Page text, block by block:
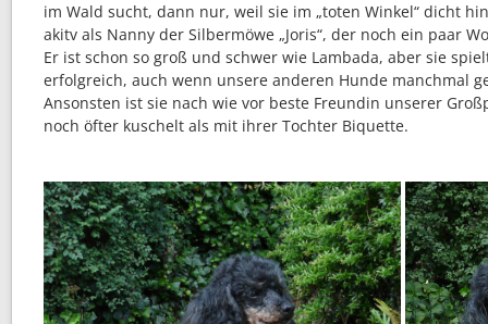
im Wald sucht, dann nur, weil sie im „toten Winkel“ dicht
akitv als Nanny der Silbermöwe „Joris“, der noch ein paar
Er ist schon so groß und schwer wie Lambada, aber sie
erfolgreich, auch wenn unsere anderen Hunde manchmal
Ansonsten ist sie nach wie vor beste Freundin unserer
noch öfter kuschelt als mit ihrer Tochter Biquette.